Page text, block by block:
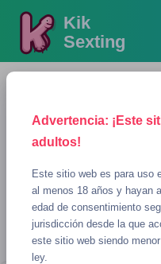
Kik
Sexting
Advertencia: ¡Este
adultos!
Este sitio web es para uso
al menos 18 años y hayan
edad de consentimiento
jurisdicción desde la que
este sitio web siendo
ley.
KY